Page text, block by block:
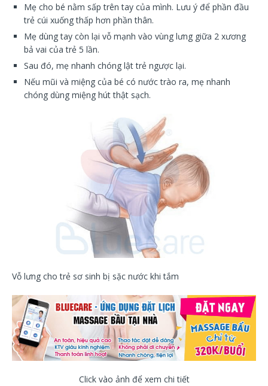
Mẹ cho bé nằm sấp trên tay của mình. Lưu ý để phần đầu
trẻ cúi xuống thấp hơn phần thân.
Mẹ dùng tay còn lại vỗ mạnh vào vùng lưng giữa 2 xương
bả vai của trẻ 5 lần.
Sau đó, mẹ nhanh chóng lật trẻ ngược lại.
Nếu mũi và miệng của bé có nước trào ra, mẹ nhanh
chóng dùng miệng hút thật sạch.
Vỗ lưng cho trẻ sơ sinh bị sặc nước khi tắm
Click vào ảnh để xem chi tiết